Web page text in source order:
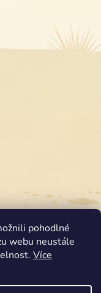
pohodlné
webu neustále
Více